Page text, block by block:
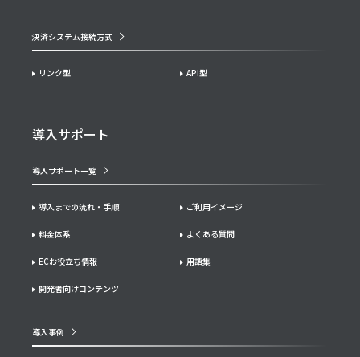
決済システム接続方式
リンク型 API型
導入サポート
導入サポート一覧
導入までの流れ・手順 ご利用イメージ
料金体系 よくある質問
ECお役立ち情報 用語集
開発者向けコンテンツ
導入事例